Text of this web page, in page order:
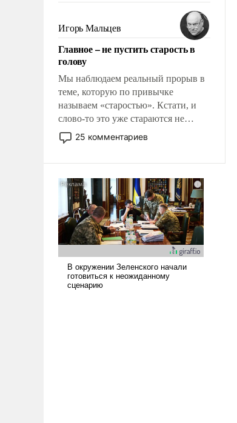
продемонстрировать, что Украина
вступила в вооруженное
противостояние с Ираном.
Игорь Мальцев
Главное – не пустить старость в
голову
Мы наблюдаем реальный прорыв в
теме, которую по привычке
называем «старостью». Кстати, и
слово-то это уже стараются не
использовать – так же, как «бабка»,
«дед», – хотя бы в образованной
25 комментариев